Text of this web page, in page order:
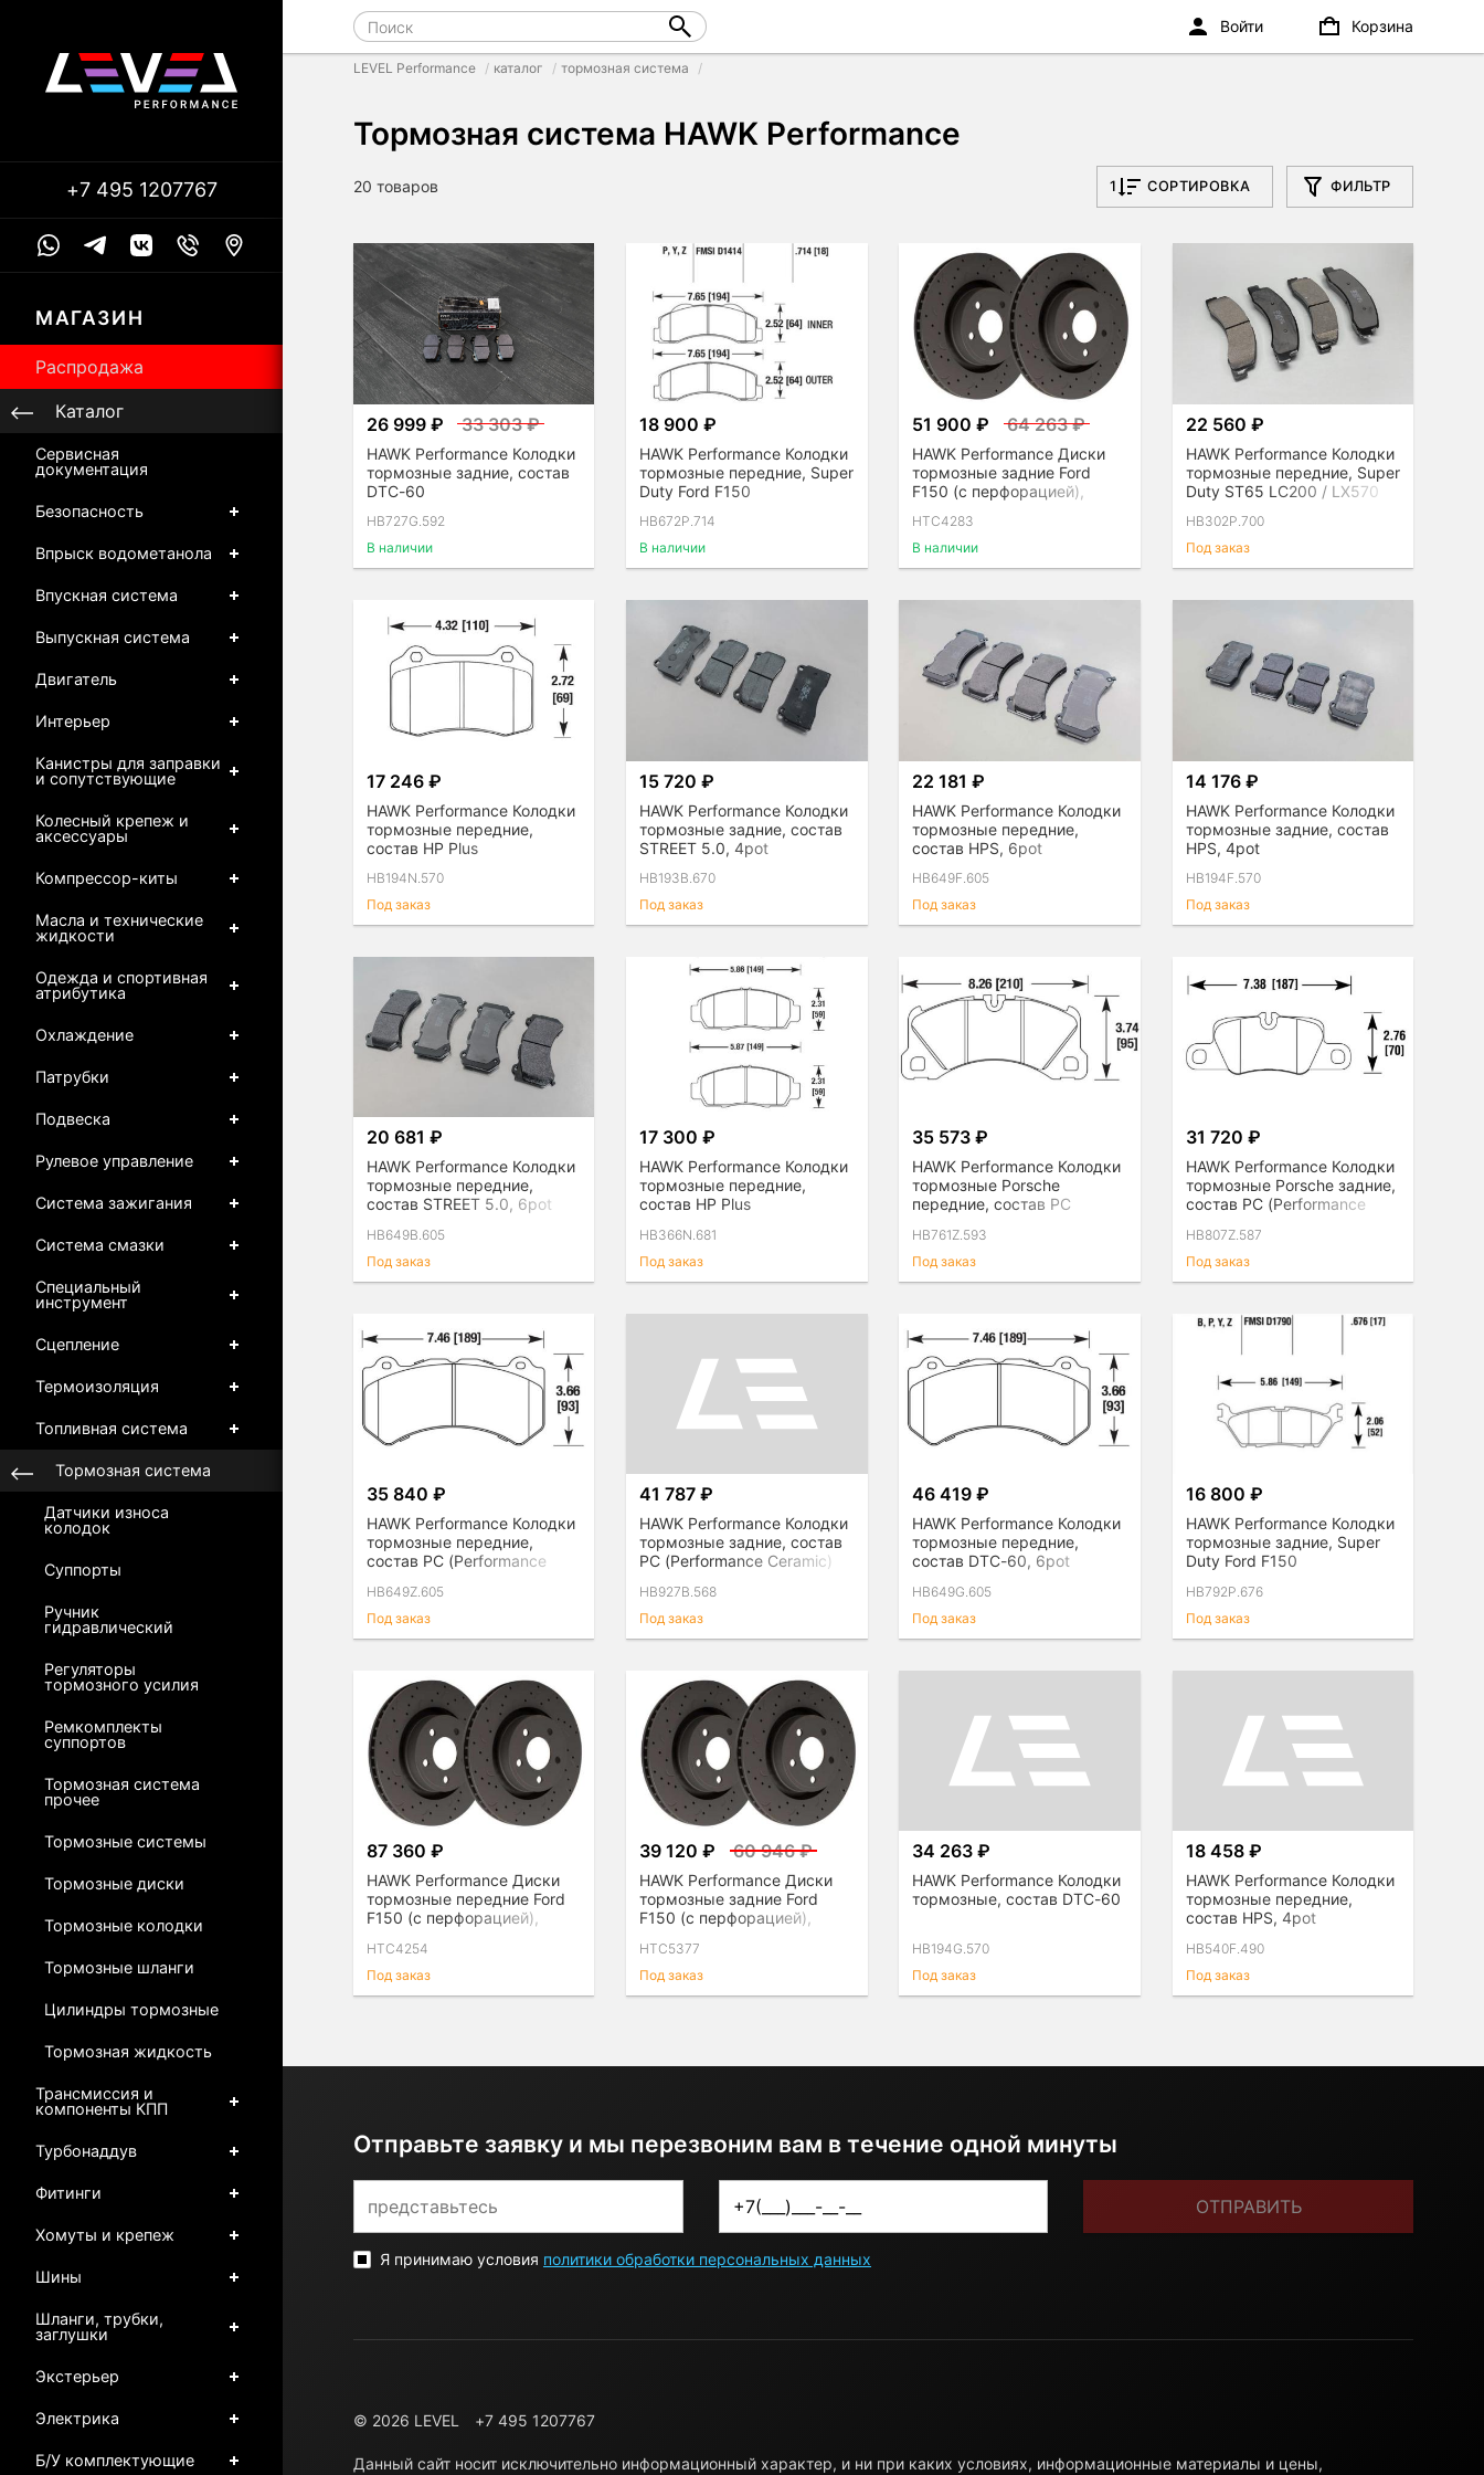
LEVEL Performance каталог тормозная система
Тормозная система HAWK Performance
20 товаров 1 СОРТИРОВКА ФИЛЬТР
26 999 ₽ 33 303 ₽
HAWK Performance Колодки
тормозные задние, состав
DTC-60
HB727G.592
В наличии
18 900 ₽
HAWK Performance Колодки
тормозные передние, Super
Duty Ford F150
HB672P.714
В наличии
51 900 ₽ 64 263 ₽
HAWK Performance Диски
тормозные задние Ford
F150 (с перфорацией),
HTC4283
В наличии
22 560 ₽
HAWK Performance Колодки
тормозные передние, Super
Duty ST65 LC200 / LX570
HB302P.700
Под заказ
17 246 ₽
HAWK Performance Колодки
тормозные передние,
состав HP Plus
HB194N.570
Под заказ
15 720 ₽
HAWK Performance Колодки
тормозные задние, состав
STREET 5.0, 4pot
HB193B.670
Под заказ
22 181 ₽
HAWK Performance Колодки
тормозные передние,
состав HPS, 6pot
HB649F.605
Под заказ
14 176 ₽
HAWK Performance Колодки
тормозные задние, состав
HPS, 4pot
HB194F.570
Под заказ
20 681 ₽
HAWK Performance Колодки
тормозные передние,
состав STREET 5.0, 6pot
HB649B.605
Под заказ
17 300 ₽
HAWK Performance Колодки
тормозные передние,
состав HP Plus
HB366N.681
Под заказ
35 573 ₽
HAWK Performance Колодки
тормозные Porsche
передние, состав PC
HB761Z.593
Под заказ
31 720 ₽
HAWK Performance Колодки
тормозные Porsche задние,
состав PC (Performance
HB807Z.587
Под заказ
35 840 ₽
HAWK Performance Колодки
тормозные передние,
состав PC (Performance
HB649Z.605
Под заказ
41 787 ₽
HAWK Performance Колодки
тормозные задние, состав
PC (Performance Ceramic)
HB927B.568
Под заказ
46 419 ₽
HAWK Performance Колодки
тормозные передние,
состав DTC-60, 6pot
HB649G.605
Под заказ
16 800 ₽
HAWK Performance Колодки
тормозные задние, Super
Duty Ford F150
HB792P.676
Под заказ
87 360 ₽
HAWK Performance Диски
тормозные передние Ford
F150 (с перфорацией),
HTC4254
Под заказ
39 120 ₽ 60 946 ₽
HAWK Performance Диски
тормозные задние Ford
F150 (с перфорацией),
HTC5377
Под заказ
34 263 ₽
HAWK Performance Колодки
тормозные, состав DTC-60
HB194G.570
Под заказ
18 458 ₽
HAWK Performance Колодки
тормозные передние,
состав HPS, 4pot
HB540F.490
Под заказ
Отправьте заявку и мы перезвоним вам в течение одной минуты
ОТПРАВИТЬ
Я принимаю условия политики обработки персональных данных
© 2026 LEVEL +7 495 1207767
Данный сайт носит исключительно информационный характер, и ни при каких условиях, информационные материалы и цены,
+7 495 1207767
МАГАЗИН
Распродажа
Каталог
Сервисная
документация
Безопасность
Впрыск водометанола
Впускная система
Выпускная система
Двигатель
Интерьер
Канистры для заправки
и сопутствующие
Колесный крепеж и
аксессуары
Компрессор-киты
Масла и технические
жидкости
Одежда и спортивная
атрибутика
Охлаждение
Патрубки
Подвеска
Рулевое управление
Система зажигания
Система смазки
Специальный
инструмент
Сцепление
Термоизоляция
Топливная система
Тормозная система
Датчики износа
колодок
Суппорты
Ручник
гидравлический
Регуляторы
тормозного усилия
Ремкомплекты
суппортов
Тормозная система
прочее
Тормозные системы
Тормозные диски
Тормозные колодки
Тормозные шланги
Цилиндры тормозные
Тормозная жидкость
Трансмиссия и
компоненты КПП
Турбонаддув
Фитинги
Хомуты и крепеж
Шины
Шланги, трубки,
заглушки
Экстерьер
Электрика
Б/У комплектующие
Войти Корзина